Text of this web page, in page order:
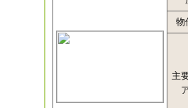
物
主